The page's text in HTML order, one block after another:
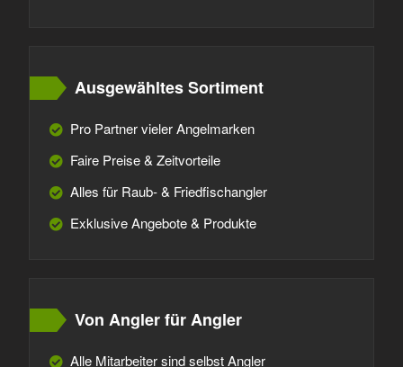
Ausgewähltes Sortiment
Pro Partner vieler Angelmarken
Faire Preise & Zeitvorteile
Alles für Raub- & Friedfischangler
Exklusive Angebote & Produkte
Von Angler für Angler
Alle Mitarbeiter sind selbst Angler